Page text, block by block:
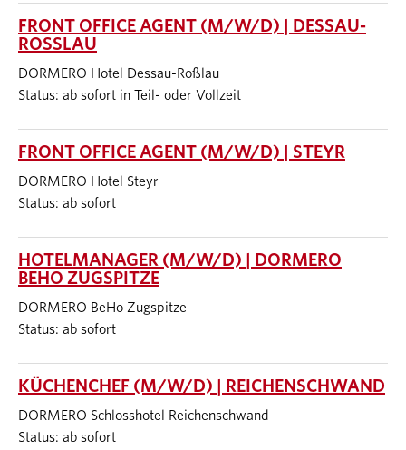
FRONT OFFICE AGENT (M/W/D) | DESSAU-
ROSSLAU
DORMERO Hotel Dessau-Roßlau
Status: ab sofort in Teil- oder Vollzeit
FRONT OFFICE AGENT (M/W/D) | STEYR
DORMERO Hotel Steyr
Status: ab sofort
HOTELMANAGER (M/W/D) | DORMERO
BEHO ZUGSPITZE
DORMERO BeHo Zugspitze
Status: ab sofort
KÜCHENCHEF (M/W/D) | REICHENSCHWAND
DORMERO Schlosshotel Reichenschwand
Status: ab sofort